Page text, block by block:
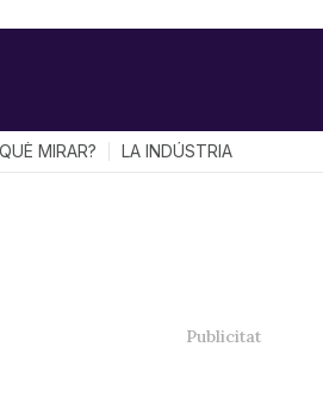
QUÈ MIRAR? LA INDÚSTRIA